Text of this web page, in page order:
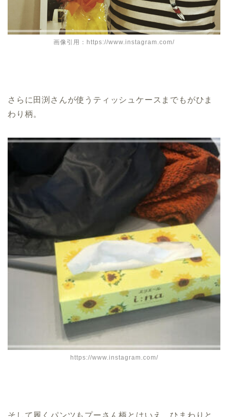
画像引用：https://www.instagram.com/
さらに田渕さんが使うティッシュケースまでもがひま
わり柄。
https://www.instagram.com/
そして履くパンツもプーさん柄とはいえ、ひまわりと